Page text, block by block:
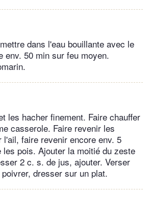
dans l'eau bouillante avec le
env. 50 min sur feu moyen.
les hacher finement. Faire chauffer
casserole. Faire revenir les
faire revenir encore env. 5
les pois. Ajouter la moitié du zeste
2 c. s. de jus, ajouter. Verser
dresser sur un plat.